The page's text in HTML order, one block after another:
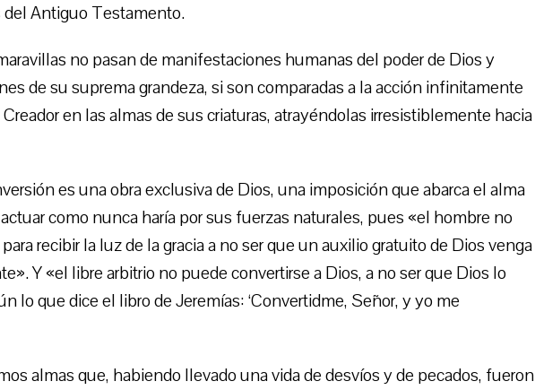
Antiguo Testamento.
no pasan de manifestaciones humanas del poder de Dios y
de su suprema grandeza, si son comparadas a la acción infinitamente
en las almas de sus criaturas, atrayéndolas irresistiblemente hacia
es una obra exclusiva de Dios, una imposición que abarca el alma
como nunca haría por sus fuerzas naturales, pues «el hombre no
recibir la luz de la gracia a no ser que un auxilio gratuito de Dios venga
Y «el libre arbitrio no puede convertirse a Dios, a no ser que Dios lo
lo que dice el libro de Jeremías: ‘Convertidme, Señor, y yo me
almas que, habiendo llevado una vida de desvíos y de pecados, fueron